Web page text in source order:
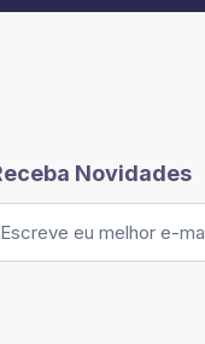
Novidades